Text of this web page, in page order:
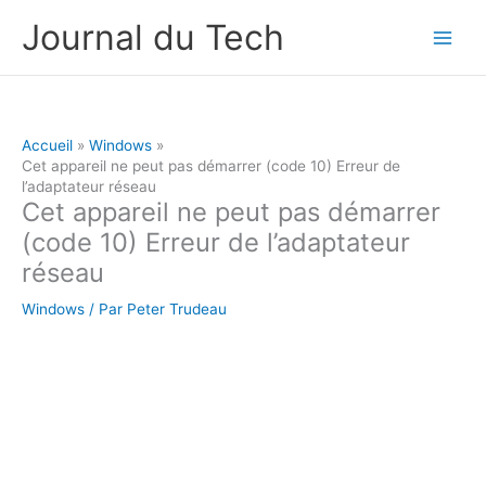
Journal du Tech
Accueil
Windows
Cet appareil ne peut pas démarrer (code 10) Erreur de
l’adaptateur réseau
Cet appareil ne peut pas démarrer
(code 10) Erreur de l’adaptateur
réseau
Windows / Par Peter Trudeau